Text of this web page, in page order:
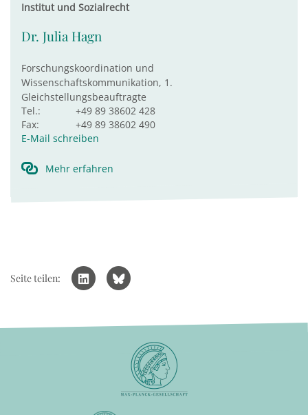
Institut und Sozialrecht
Dr. Julia Hagn
Forschungskoordination und
Wissenschaftskommunikation, 1.
Gleichstellungsbeauftragte
Tel.:
+49 89 38602 428
Fax:
+49 89 38602 490
E-Mail schreiben
Mehr erfahren
Seite teilen: